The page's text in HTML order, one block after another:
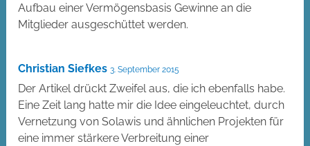
Aufbau einer Vermögensbasis Gewinne an die
Mitglieder ausgeschüttet werden.
Christian Siefkes 3. September 2015
Der Artikel drückt Zweifel aus, die ich ebenfalls habe.
Eine Zeit lang hatte mir die Idee eingeleuchtet, durch
Vernetzung von Solawis und ähnlichen Projekten für
eine immer stärkere Verbreitung einer